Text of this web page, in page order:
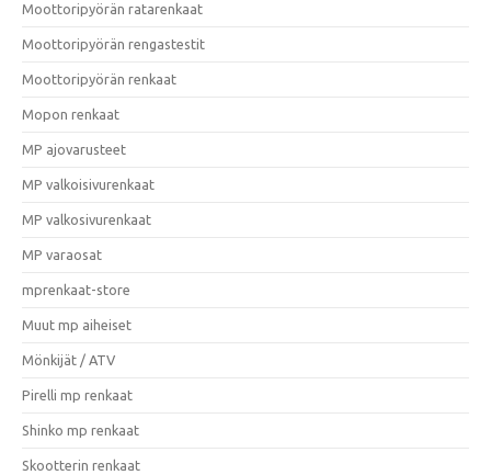
Moottoripyörän ratarenkaat
Moottoripyörän rengastestit
Moottoripyörän renkaat
Mopon renkaat
MP ajovarusteet
MP valkoisivurenkaat
MP valkosivurenkaat
MP varaosat
mprenkaat-store
Muut mp aiheiset
Mönkijät / ATV
Pirelli mp renkaat
Shinko mp renkaat
Skootterin renkaat